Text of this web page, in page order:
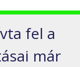
fel a
már